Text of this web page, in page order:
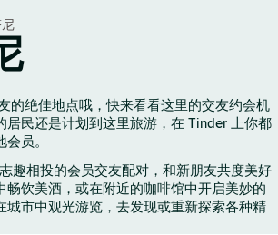
首
页
的绝佳地点哦，快来看看这里的交友约会机
居民还是计划到这里旅游，在 Tinder 上你都
员。
趣相投的会员交友配对，和新朋友共度美好
畅饮美酒，或在附近的咖啡馆中开启美妙的
城市中观光游览，去发现或重新探索各种精